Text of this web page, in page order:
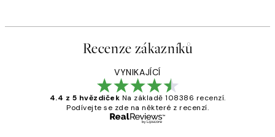
Recenze zákazníků
VYNIKAJÍCÍ
4.4 z 5 hvězdiček Na základě 108386 recenzí.
Podívejte se zde na některé z recenzí.